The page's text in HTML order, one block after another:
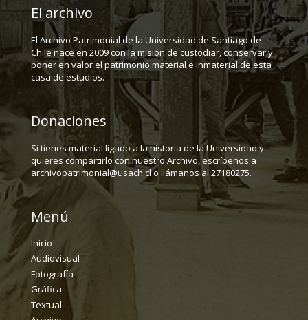
El archivo
El Archivo Patrimonial de la Universidad de Santiago de
Chile nace en 2009 con la misión de custodiar, conservar y
poner en valor el patrimonio material e inmaterial de esta
casa de estudios.
Donaciones
Si tienes material ligado a la historia de la Universidad y
quieres compartirlo con nuestro Archivo, escríbenos a
archivopatrimonial@usach.cl o llámanos al 27180275.
Menú
Inicio
Audiovisual
Fotografía
Gráfica
Textual